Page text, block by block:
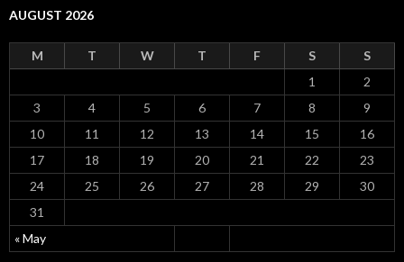
AUGUST 2026
M T W T F S S
« May
1
2
3
4 5 6 7 8
9
10
11 12 13 14 15
16
17
18 19 20 21 22
23
24
25 26 27 28 29
30
31